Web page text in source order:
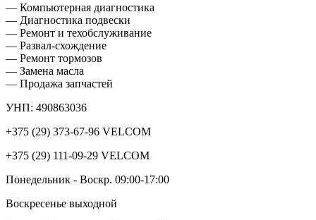
— Компьютерная диагностика
— Диагностика подвески
— Ремонт и техобслуживание
— Развал-схождение
— Ремонт тормозов
— Замена масла
— Продажа запчастей
УНП: 490863036
+375 (29) 373-67-96 VELCOM
+375 (29) 111-09-29 VELCOM
Понедельник - Воскр. 09:00-17:00
Воскресенье выходной